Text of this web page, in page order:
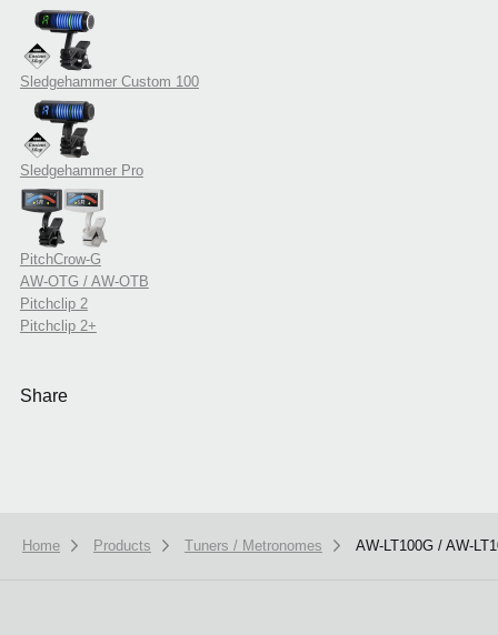
Sledgehammer Custom 100
Sledgehammer Pro
PitchCrow-G
AW-OTG / AW-OTB
Pitchclip 2
Pitchclip 2+
Share
Home Products Tuners / Metronomes AW-LT100G / AW-